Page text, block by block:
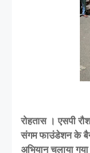
रोहतास । एसपी
संगम फाउंडेशन के
अभियान चलाया